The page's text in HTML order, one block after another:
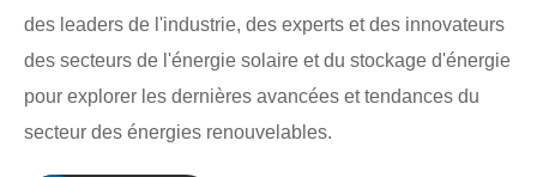
des leaders de l'industrie, des experts et des innovateurs
des secteurs de l'énergie solaire et du stockage d'énergie
pour explorer les dernières avancées et tendances du
secteur des énergies renouvelables.